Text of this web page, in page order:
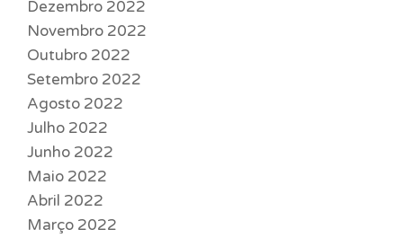
Dezembro 2022
Novembro 2022
Outubro 2022
Setembro 2022
Agosto 2022
Julho 2022
Junho 2022
Maio 2022
Abril 2022
Março 2022